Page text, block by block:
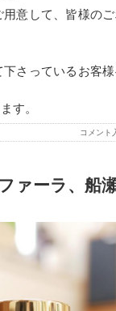
意して、皆様の
さっているお客
す。
コメント
ァーラ、船